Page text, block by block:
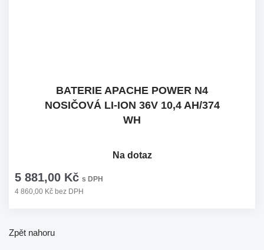
BATERIE APACHE POWER N4
NOSIČOVÁ LI-ION 36V 10,4 AH/374
WH
5 881,00 Kč s DPH
4 860,00 Kč bez DPH
Na dotaz
Zpět nahoru